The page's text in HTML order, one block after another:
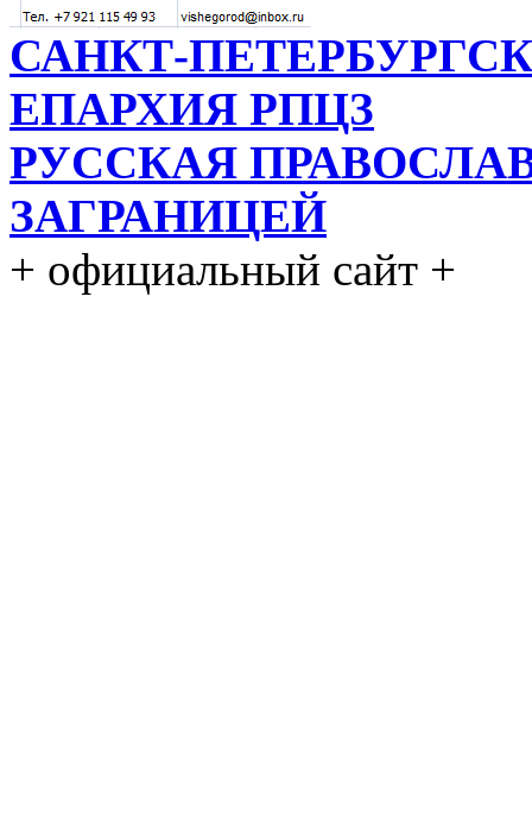
САНКТ-
ЕПАРХИЯ РПЦЗ
РУССКАЯ
ЗАГРАНИЦЕЙ
+ официальный сайт +